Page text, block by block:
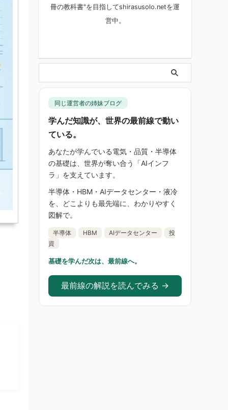
冊の教科書"を目指してshirasusolo.netを運
営中。
同じ運営者の姉妹ブログ
学んだ知識が、世界の最前線で動い
ている。
あなたが学んでいる電気・品質・半導体
の基礎は、世界が奪い合う「AIインフ
ラ」を支えています。
半導体・HBM・AIデータセンター・液冷
を、どこよりも最先端に、わかりやすく
図解で。
半導体 HBM AIデータセンター
投
資
基礎を学んだ次は、最前線へ。
最前線の解説を読んでみる →